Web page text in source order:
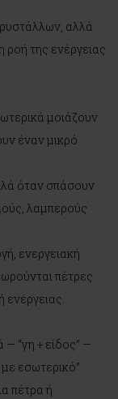
αλλά
ροή της ενέργειας
μοιάζουν
έναν μικρό
όταν σπάσουν
λαμπερούς
ενεργειακή
πέτρες
ενέργειας.
“γη + είδος” —
εσωτερικό”.
πέτρα ή